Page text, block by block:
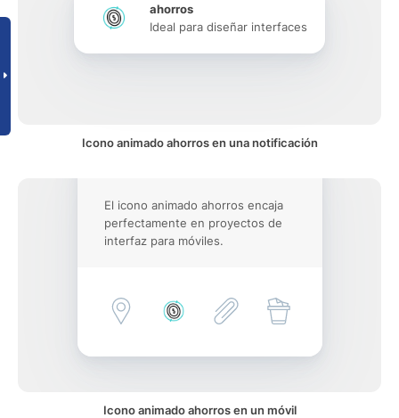
ahorros
Ideal para diseñar interfaces
Icono animado ahorros en una notificación
El icono animado ahorros encaja
perfectamente en proyectos de
interfaz para móviles.
Icono animado ahorros en un móvil